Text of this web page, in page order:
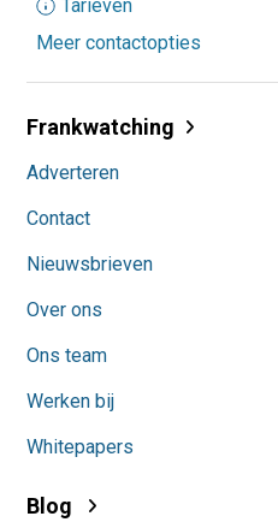
Tarieven
Meer contactopties
Frankwatching
Adverteren
Contact
Nieuwsbrieven
Over ons
Ons team
Werken bij
Whitepapers
Blog